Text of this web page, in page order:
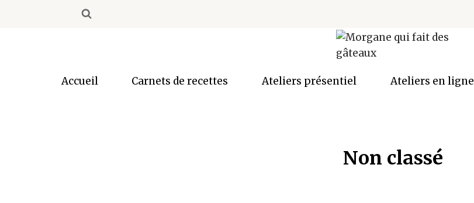
Accueil Carnets de recettes Ateliers présentiel Ateliers en ligne
Non classé